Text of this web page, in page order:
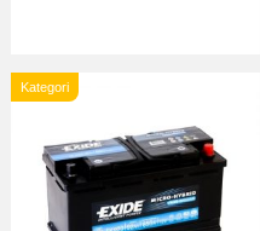
Kategori